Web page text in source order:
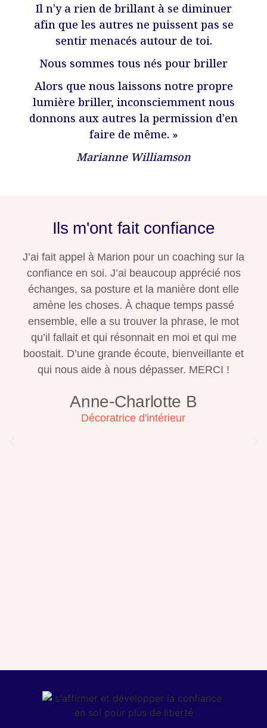
Il n’y a rien de brillant à se diminuer
afin que les autres ne puissent pas se
sentir menacés autour de toi.
Nous sommes tous nés pour briller
Alors que nous laissons notre propre
lumière briller, inconsciemment nous
donnons aux autres la permission d’en
faire de même. »
Marianne Williamson
Ils m'ont fait confiance
J’ai fait appel à Marion pour un coaching sur la
confiance en soi. J’ai beaucoup apprécié nos
échanges, sa posture et la manière dont elle
amène les choses. À chaque temps passé
ensemble, elle a su trouver la phrase, le mot
qu’il fallait et qui résonnait en moi et qui me
boostait. D’une grande écoute, bienveillante et
qui nous aide à nous dépasser. MERCI !
Anne-Charlotte B
Décoratrice d'intérieur